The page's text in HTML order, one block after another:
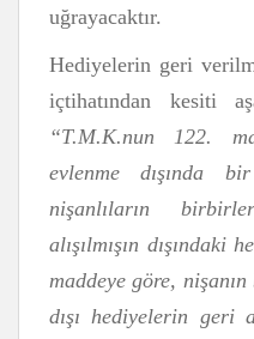
uğrayacaktır.
Hediyelerin geri
içtihatından kesiti
“T.M.K.nun 122.
evlenme dışında
nişanlıların
alışılmışın
maddeye göre,
dışı hediyelerin geri